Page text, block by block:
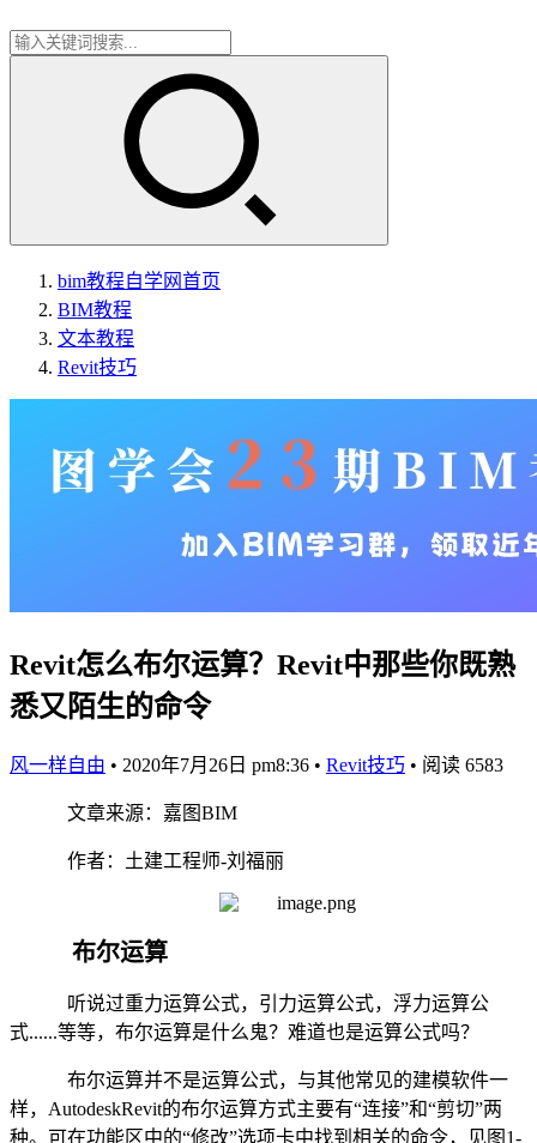
bim教程自学网首页
BIM教程
文本教程
Revit技巧
Revit怎么布尔运算？Revit中那些你既熟
悉又陌生的命令
风一样自由 • 2020年7月26日 pm8:36 • Revit技巧 • 阅读 6583
文章来源：嘉图BIM
作者：土建工程师-刘福丽
布尔运算
听说过重力运算公式，引力运算公式，浮力运算公
式......等等，布尔运算是什么鬼？难道也是运算公式吗？
布尔运算并不是运算公式，与其他常见的建模软件一
样，AutodeskRevit的布尔运算方式主要有“连接”和“剪切”两
种。可在功能区中的“修改”选项卡中找到相关的命令，见图1-